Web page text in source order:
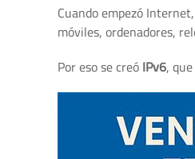
Cuando empezó
móviles, ordenadores,
Por eso se creóIPv6,